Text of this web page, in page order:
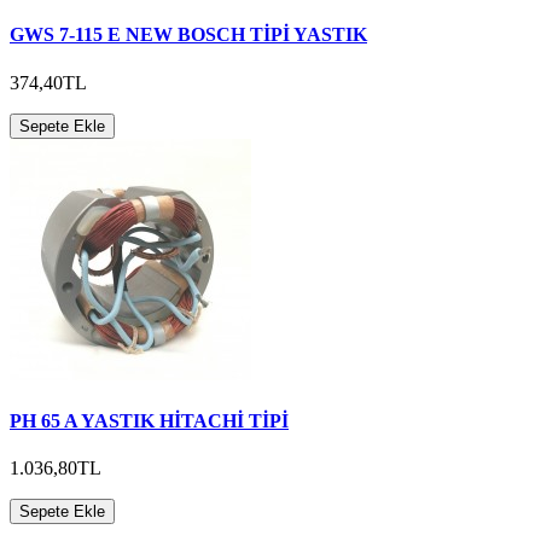
GWS 7-115 E NEW BOSCH TİPİ YASTIK
374,40TL
Sepete Ekle
PH 65 A YASTIK HİTACHİ TİPİ
1.036,80TL
Sepete Ekle